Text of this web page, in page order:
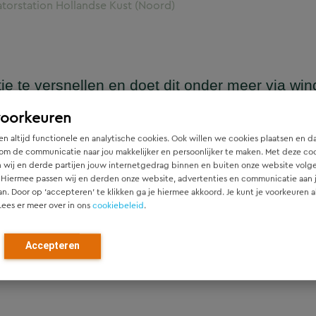
altijd functionele en analytische cookies. Ook willen we cookies plaatsen en
de communicatie naar jou makkelijker en persoonlijker te maken. Met deze
wij en derde partijen jouw internetgedrag binnen en buiten onze website
passen wij en derden onze website, advertenties en communicatie aan
Door op ‘accepteren’ te klikken ga je hiermee akkoord. Je kunt je voorkeuren
er meer over in onscookiebeleid.
Accepteren
Hollandse Kust (Noord)
te versnellen en doet dit onder meer via
worden deze windparken aangesloten op
is het transformatorstation Hollandse
ons gevraagd een integraal
voor de samenleving en heeft binnen de
vormen de basis van het MVO-beleid van TenneT.